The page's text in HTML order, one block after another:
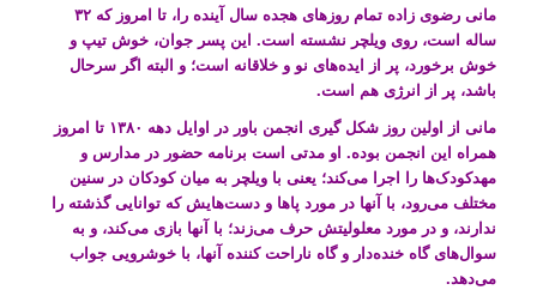
مانی رضوی زاده تمام روزهای هجده سال آینده را، تا امروز که ۳۲
ساله است، روی ویلچر نشسته است. این پسر جوان، خوش تیپ و
خوش برخورد، پر از ایده‌های نو و خلاقانه است؛ و البته اگر سرحال
باشد، پر از انرژی هم است.
مانی از اولین روز شکل گیری انجمن باور در اوایل دهه ۱۳۸۰ تا امروز
همراه این انجمن بوده. او مدتی است برنامه حضور در مدارس و
مهدکودک‌ها را اجرا می‌کند؛ یعنی با ویلچر به میان کودکان در سنین
مختلف می‌رود، با آنها در مورد پاها و دست‌هایش که توانایی گذشته را
ندارند، و در مورد معلولیتش حرف می‌زند؛ با آنها بازی می‌کند، و به
سوال‌های گاه خنده‌دار و گاه ناراحت کننده آنها، با خوشرویی جواب
می‌دهد.